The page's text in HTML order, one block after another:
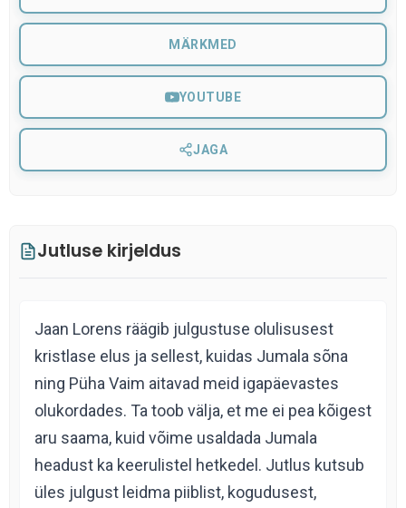
MÄRKMED
YOUTUBE
JAGA
Jutluse kirjeldus
Jaan Lorens räägib julgustuse olulisusest
kristlase elus ja sellest, kuidas Jumala sõna
ning Püha Vaim aitavad meid igapäevastes
olukordades. Ta toob välja, et me ei pea kõigest
aru saama, kuid võime usaldada Jumala
headust ka keerulistel hetkedel. Jutlus kutsub
üles julgust leidma piiblist, kogudusest,